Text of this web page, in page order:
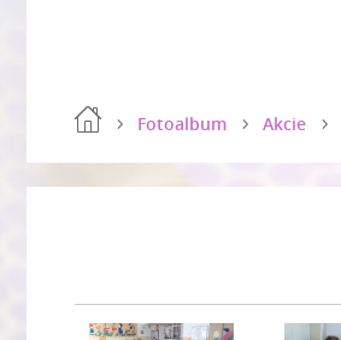
Fotoalbum Akcie